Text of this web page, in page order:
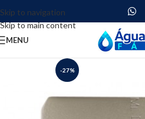
Skip to navigation
Skip to main content
MENU
-27%